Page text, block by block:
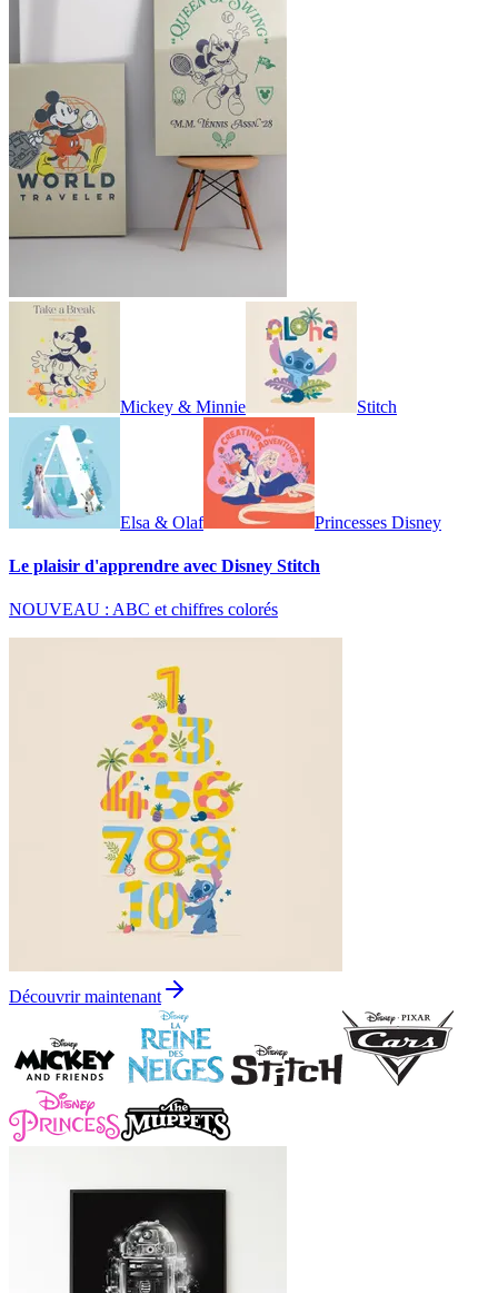
Mickey & Minnie Stitch
Elsa & Olaf Princesses Disney
Le plaisir d'apprendre avec Disney Stitch
NOUVEAU : ABC et chiffres colorés
Découvrir maintenant